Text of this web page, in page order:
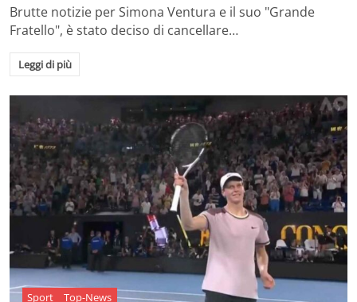
Brutte notizie per Simona Ventura e il suo "Grande
Fratello", è stato deciso di cancellare…
Leggi di più
Sport Top-News